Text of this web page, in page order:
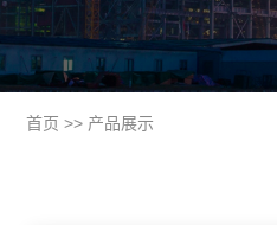
首页 >> 产品展示